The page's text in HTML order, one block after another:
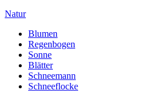
Natur
Blumen
Regenbogen
Sonne
Blätter
Schneemann
Schneeflocke